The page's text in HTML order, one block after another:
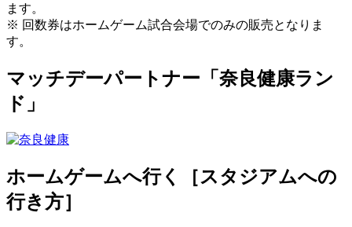
ます。
※ 回数券はホームゲーム試合会場でのみの販売となりま
す。
マッチデーパートナー「奈良健康ラン
ド」
ホームゲームへ行く［スタジアムへの
行き方］